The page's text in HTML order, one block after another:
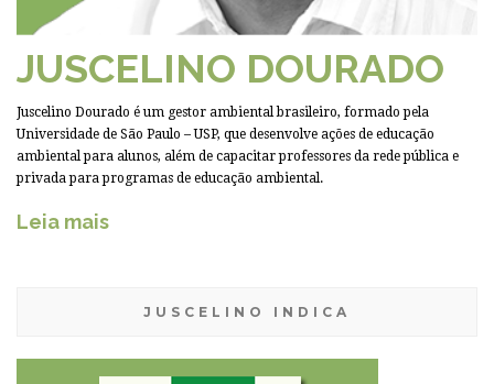
JUSCELINO DOURADO
Juscelino Dourado é um gestor ambiental brasileiro, formado pela
Universidade de São Paulo – USP, que desenvolve ações de educação
ambiental para alunos, além de capacitar professores da rede pública e
privada para programas de educação ambiental.
Leia mais
JUSCELINO INDICA